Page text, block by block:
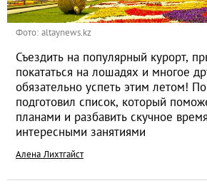
Фото: altaynews.kz
Съездить на популярный курорт,
покататься на лошадях и многое
обязательно успеть этим летом!
подготовил список, который
планами и разбавить скучное
интересными занятиями
Алена Лихтгайст